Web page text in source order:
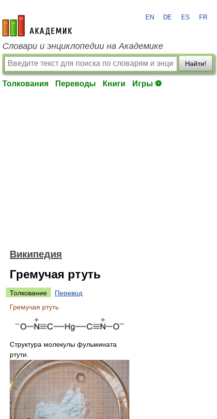
academic.ru
EN DE ES FR
Словари и энциклопедии на Академике
Найти!
Толкования Переводы Книги Игры ⚽
Википедия
Гремучая ртуть
Толкование
Перевод
Гремучая ртуть
Структура молекулы фульмината
ртути.